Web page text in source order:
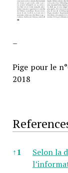
–
Pige pour le
2018
References
↑1
Selon la